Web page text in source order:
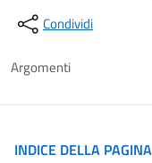
Condividi
Argomenti
INDICE DELLA PAGINA